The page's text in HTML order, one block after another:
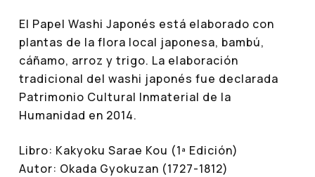
El Papel Washi Japonés está elaborado con
plantas de la flora local japonesa, bambú,
cáñamo, arroz y trigo. La elaboración
tradicional del washi japonés fue declarada
Patrimonio Cultural Inmaterial de la
Humanidad en 2014.
Libro: Kakyoku Sarae Kou (1ª Edición)
Autor: Okada Gyokuzan (1727-1812)